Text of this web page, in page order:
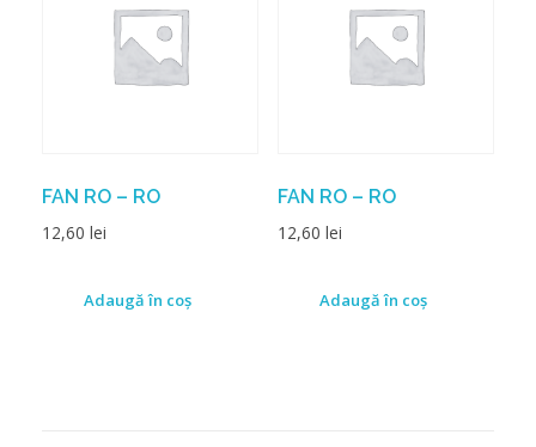
FAN RO – RO
12,60 lei
Adaugă în coș
FAN RO – RO
12,60 lei
Adaugă în coș